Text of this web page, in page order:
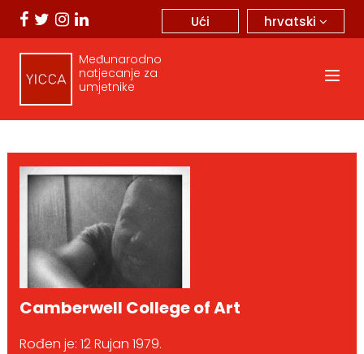
hrvatski
Ući
Međunarodno
natjecanje za
umjetnike
Camberwell College of Art
Rođen je: 12 Rujan 1979.